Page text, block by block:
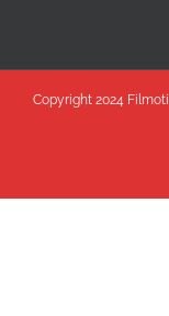
Copyright 2024